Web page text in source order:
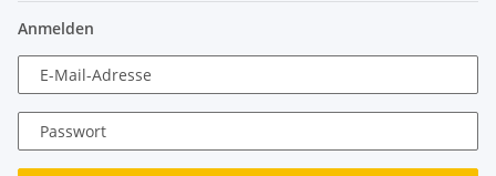
Anmelden
E-Mail-Adresse
Passwort